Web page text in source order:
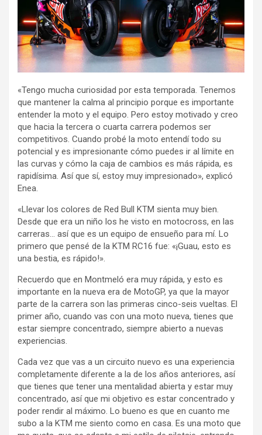
«Tengo mucha curiosidad por esta temporada. Tenemos
que mantener la calma al principio porque es importante
entender la moto y el equipo. Pero estoy motivado y creo
que hacia la tercera o cuarta carrera podemos ser
competitivos. Cuando probé la moto entendí todo su
potencial y es impresionante cómo puedes ir al límite en
las curvas y cómo la caja de cambios es más rápida, es
rapidísima. Así que sí, estoy muy impresionado», explicó
Enea.
«Llevar los colores de Red Bull KTM sienta muy bien.
Desde que era un niño los he visto en motocross, en las
carreras… así que es un equipo de ensueño para mí. Lo
primero que pensé de la KTM RC16 fue: «¡Guau, esto es
una bestia, es rápido!».
Recuerdo que en Montmeló era muy rápida, y esto es
importante en la nueva era de MotoGP, ya que la mayor
parte de la carrera son las primeras cinco-seis vueltas. El
primer año, cuando vas con una moto nueva, tienes que
estar siempre concentrado, siempre abierto a nuevas
experiencias.
Cada vez que vas a un circuito nuevo es una experiencia
completamente diferente a la de los años anteriores, así
que tienes que tener una mentalidad abierta y estar muy
concentrado, así que mi objetivo es estar concentrado y
poder rendir al máximo. Lo bueno es que en cuanto me
subo a la KTM me siento como en casa. Es una moto que